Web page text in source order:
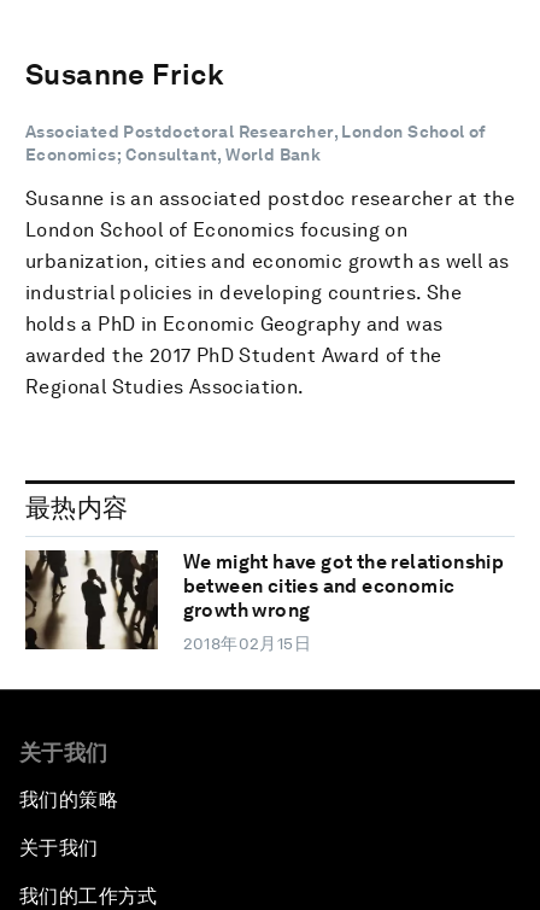
Susanne Frick
Associated Postdoctoral Researcher, London School of
Economics; Consultant, World Bank
Susanne is an associated postdoc researcher at the
London School of Economics focusing on
urbanization, cities and economic growth as well as
industrial policies in developing countries. She
holds a PhD in Economic Geography and was
awarded the 2017 PhD Student Award of the
Regional Studies Association.
最热内容
We might have got the relationship
between cities and economic
growth wrong
2018年02月15日
关于我们
我们的策略
关于我们
我们的工作方式